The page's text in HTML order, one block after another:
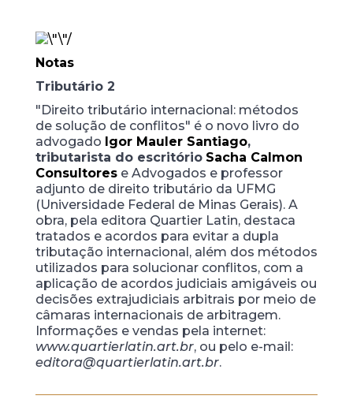
Notas
Tributário 2
"Direito tributário internacional: métodos
de solução de conflitos" é o novo livro do
advogado Igor Mauler Santiago,
tributarista do escritório Sacha Calmon
Consultorese Advogados e professor
adjunto de direito tributário da UFMG
(Universidade Federal de Minas Gerais). A
obra, pela editora Quartier Latin, destaca
tratados e acordos para evitar a dupla
tributação internacional, além dos métodos
utilizados para solucionar conflitos, com a
aplicação de acordos judiciais amigáveis ou
decisões extrajudiciais arbitrais por meio de
câmaras internacionais de arbitragem.
Informações e vendas pela internet:
www.quartierlatin.art.br, ou pelo e-mail:
editora@quartierlatin.art.br.